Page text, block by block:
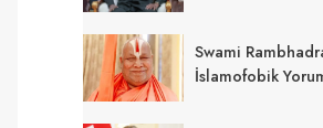
Swami
İslamofobik